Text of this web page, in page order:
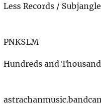
Less Records / Subjangle
PNKSLM
Hundreds and